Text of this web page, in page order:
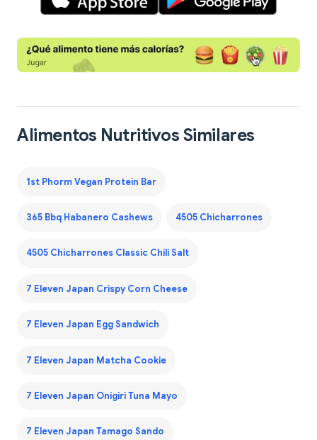
Alimentos Nutritivos Similares
1st Phorm Vegan Protein Bar
365 Bbq Habanero Cashews 4505 Chicharrones
4505 Chicharrones Classic Chili Salt
7 Eleven Japan Crispy Corn Cheese
7 Eleven Japan Egg Sandwich
7 Eleven Japan Matcha Cookie
7 Eleven Japan Onigiri Tuna Mayo
7 Eleven Japan Tamago Sando